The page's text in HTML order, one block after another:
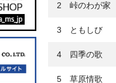
2 峠のわが家
3 ともしび
4 四季の歌
5 草原情歌